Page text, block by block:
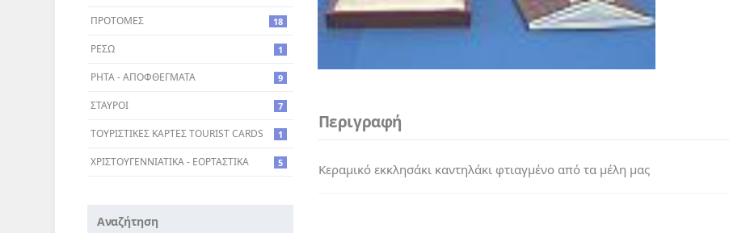
Περιγραφή
Κεραμικό εκκλησάκι καντηλάκι φτιαγμένο από τα μέλη μας
ΠΡΟΤΟΜΕΣ 18
ΡΕΣΩ 1
ΡΗΤΑ - ΑΠΟΦΘΕΓΜΑΤΑ 9
ΣΤΑΥΡΟI 7
ΤΟΥΡΙΣΤΙΚΕΣ ΚΑΡΤΕΣ TOURIST CARDS 1
ΧΡΙΣΤΟΥΓΕΝΝΙΑΤΙΚΑ - ΕΟΡΤΑΣΤΙΚΑ 5
Αναζήτηση